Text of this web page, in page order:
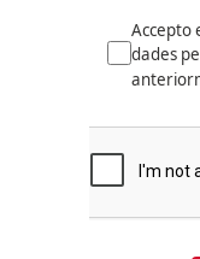
Accepto
dades